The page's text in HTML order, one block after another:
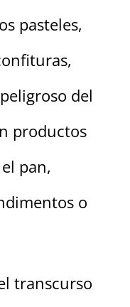
pasteles,
del
productos
pan,
o
transcurso